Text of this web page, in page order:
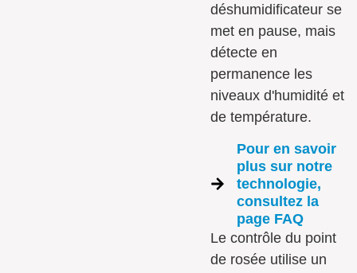
déshumidificateur se
met en pause, mais
détecte en
permanence les
niveaux d'humidité et
de température.
Pour en savoir
plus sur notre
technologie,
consultez la
page FAQ
Le contrôle du point
de rosée utilise un